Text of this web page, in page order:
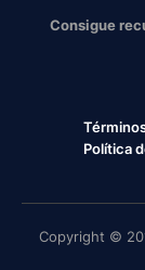
Consigue
Política
Copyright ©